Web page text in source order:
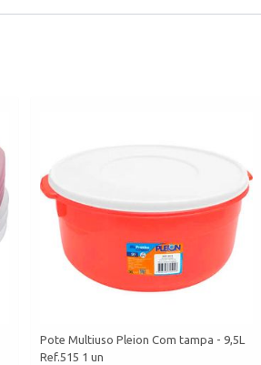
Pote Multiuso Pleion Com tampa - 9,5L
Ref.515 1 un